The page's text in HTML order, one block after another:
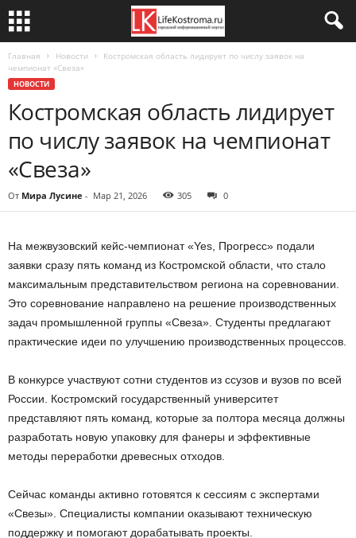
Главная Новости
Костромская область лидирует по числу заявок на
чемпионат «Свеза»
НОВОСТИ
Костромская область лидирует
по числу заявок на чемпионат
«Свеза»
От Мира Лусине - Мар 21, 2026 305 0
На межвузовский кейс-чемпионат «Yes, Прогресс» подали
заявки сразу пять команд из Костромской области, что стало
максимальным представительством региона на соревновании.
Это соревнование направлено на решение производственных
задач промышленной группы «Свеза». Студенты предлагают
практические идеи по улучшению производственных процессов.
В конкурсе участвуют сотни студентов из ссузов и вузов по всей
России. Костромский государственный университет
представляют пять команд, которые за полтора месяца должны
разработать новую упаковку для фанеры и эффективные
методы переработки древесных отходов.
Сейчас команды активно готовятся к сессиям с экспертами
«Свезы». Специалисты компании оказывают техническую
поддержку и помогают дорабатывать проекты.